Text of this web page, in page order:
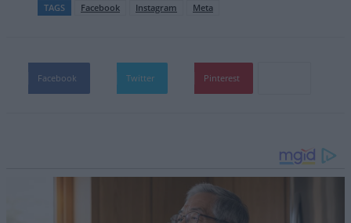
TAGS Facebook Instagram Meta
Facebook Twitter Pinterest